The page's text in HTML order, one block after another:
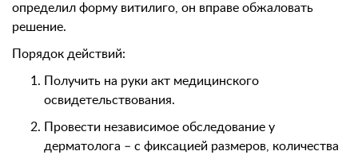
определил форму витилиго, он вправе обжаловать
решение.
Порядок действий:
Получить на руки акт медицинского
освидетельствования.
Провести независимое обследование у
дерматолога – с фиксацией размеров, количества